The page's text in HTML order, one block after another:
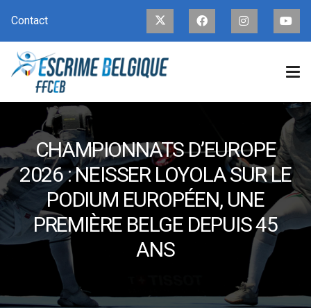
Contact
CHAMPIONNATS D’EUROPE
2026 : NEISSER LOYOLA SUR LE
PODIUM EUROPÉEN, UNE
PREMIÈRE BELGE DEPUIS 45
ANS